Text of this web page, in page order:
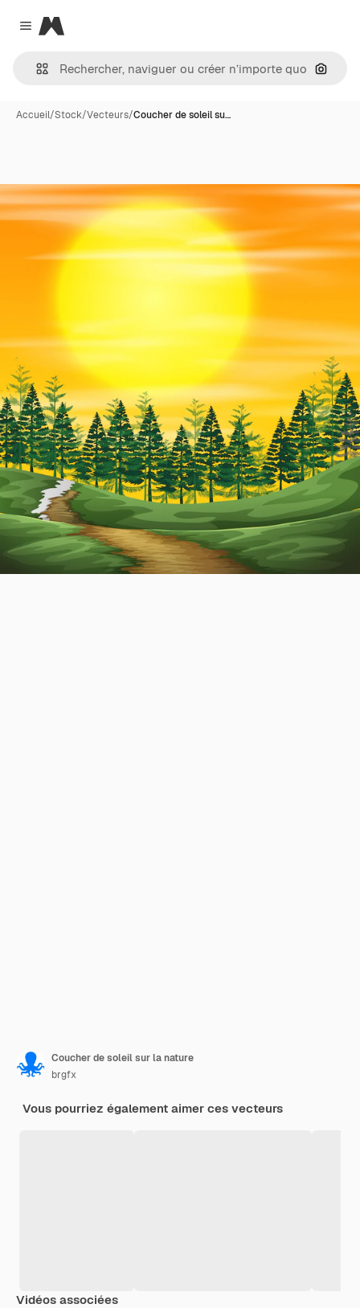
Close menu
Magnific
Accueil/Stock/Vecteurs/Coucher de soleil su…
Coucher de soleil sur la nature
brgfx
Vous pourriez également aimer ces vecteurs
Vidéos associées